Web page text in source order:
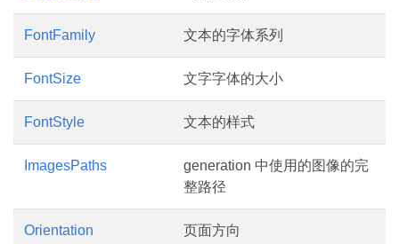
FontFamily 文本的字体系列
FontSize 文字字体的大小
FontStyle 文本的样式
ImagesPaths
generation 中使用的图像的完
整路径
Orientation 页面方向